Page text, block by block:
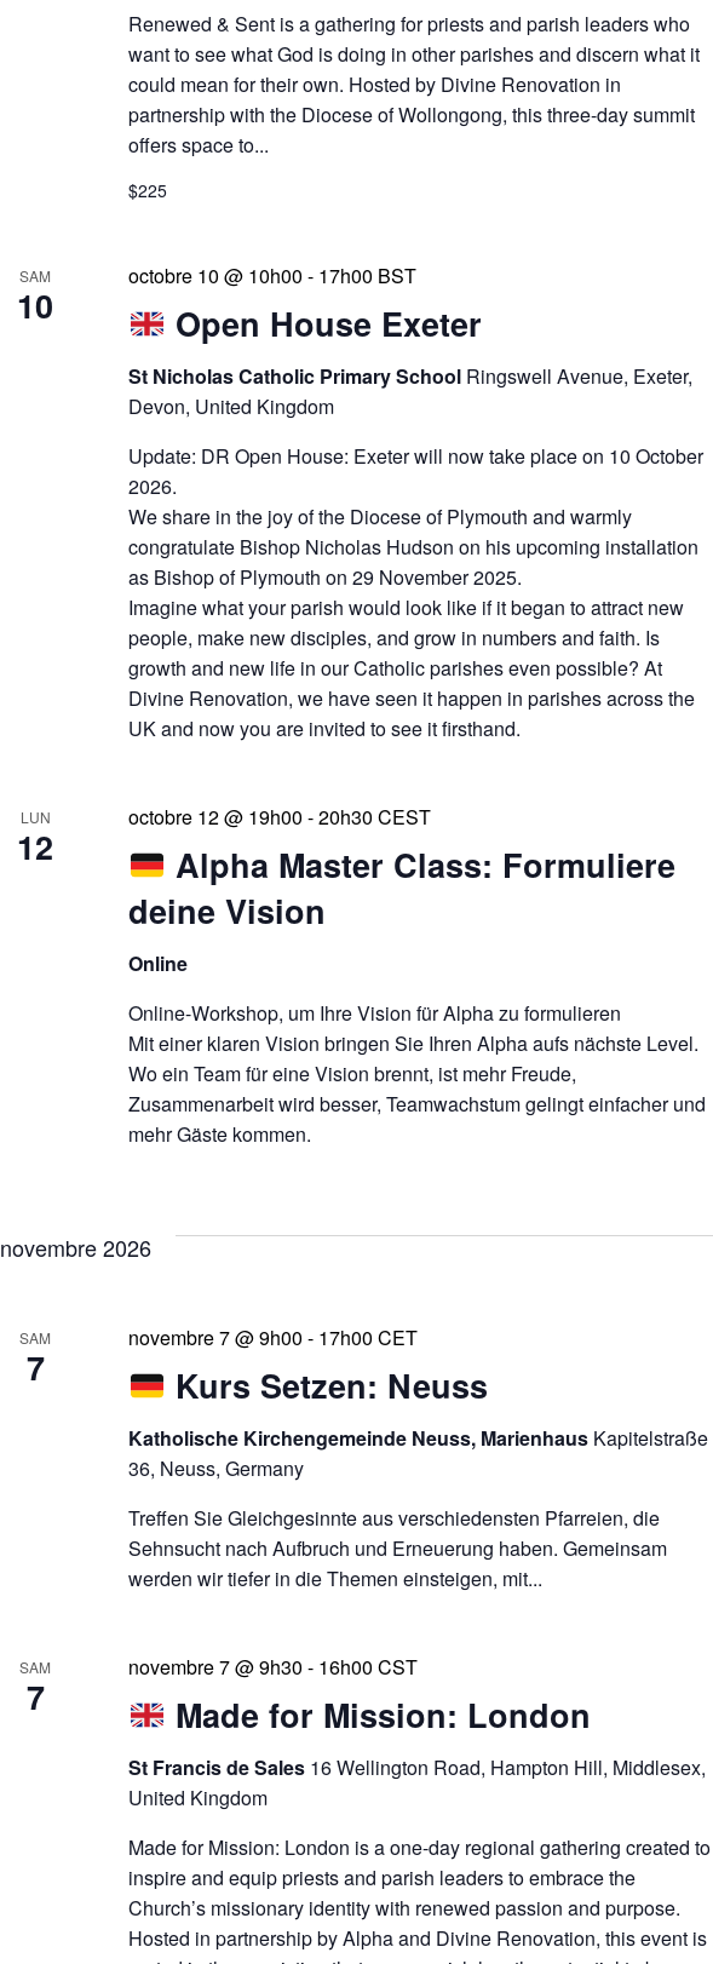
Renewed & Sent is a gathering for priests and parish leaders who
want to see what God is doing in other parishes and discern what it
could mean for their own. Hosted by Divine Renovation in
partnership with the Diocese of Wollongong, this three-day summit
offers space to...
$225
SAM
10 Open House Exeter
octobre 10 @ 10h00 - 17h00 BST
St Nicholas Catholic Primary School Ringswell Avenue, Exeter,
Devon, United Kingdom
Update: DR Open House: Exeter will now take place on 10 October
2026.
We share in the joy of the Diocese of Plymouth and warmly
congratulate Bishop Nicholas Hudson on his upcoming installation
as Bishop of Plymouth on 29 November 2025.
Imagine what your parish would look like if it began to attract new
people, make new disciples, and grow in numbers and faith. Is
growth and new life in our Catholic parishes even possible? At
Divine Renovation, we have seen it happen in parishes across the
UK and now you are invited to see it firsthand.
LUN
12
Alpha Master Class: Formuliere
deine Vision
octobre 12 @ 19h00 -20h30 CEST
Online
Online-Workshop, um Ihre Vision für Alpha zu formulieren
Mit einer klaren Vision bringen Sie Ihren Alpha aufs nächste Level.
Wo ein Team für eine Vision brennt, ist mehr Freude,
Zusammenarbeit wird besser, Teamwachstum gelingt einfacher und
mehr Gäste kommen.
novembre 2026
SAM
7 Kurs Setzen: Neuss
novembre 7 @ 9h00 - 17h00 CET
Katholische Kirchengemeinde Neuss, Marienhaus Kapitelstraße
36, Neuss, Germany
Treffen Sie Gleichgesinnte aus verschiedensten Pfarreien, die
Sehnsucht nach Aufbruch und Erneuerung haben. Gemeinsam
werden wir tiefer in die Themen einsteigen, mit...
SAM
7 Made for Mission: London
novembre 7 @ 9h30 - 16h00 CST
St Francis de Sales 16 Wellington Road, Hampton Hill, Middlesex,
United Kingdom
Made for Mission: London is a one-day regional gathering created to
inspire and equip priests and parish leaders to embrace the
Church’s missionary identity with renewed passion and purpose.
Hosted in partnership by Alpha and Divine Renovation, this event is